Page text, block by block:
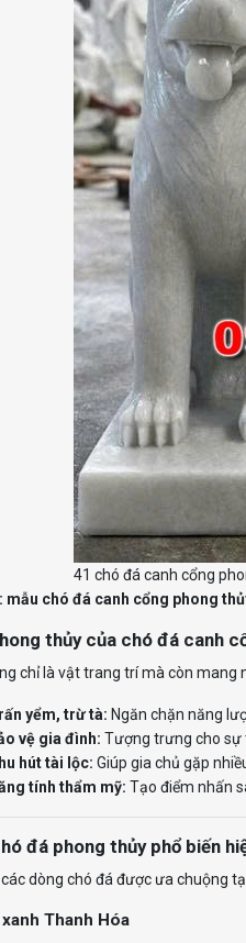
41 chó đá canh cổng
mẫu chó đá canh cổng phong
thủy của chó đá canh
chỉ là vật trang trí mà còn mang
yểm, trừ tà: Ngăn chặn năng
vệ gia đình: Tượng trưng cho sự
hút tài lộc: Giúp gia chủ gặp
tính thẩm mỹ: Tạo điểm nhấn
đá phong thủy phổ biến
dòng chó đá được ưa chuộng
Thanh Hóa